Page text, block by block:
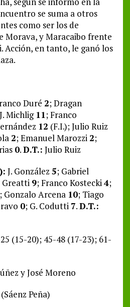
se suma a otros
como ser los de
Morava, y Maracaibo frente
Acción, en tanto, le ganó los
Duré 2; Dragan
Michlig 11; Franco
12 (F.I.); Julio Ruiz
2; Emanuel Marozzi 2;
0.D.T.: Julio Ruiz
J. González 5; Gabriel
Greatti 9; Franco Kostecki4;
Gonzalo Arcena 10; Tiago
0; G. Codutti 7.D.T.:
(15-20); 45-48 (17-23); 61-
y José Moreno
Peña)